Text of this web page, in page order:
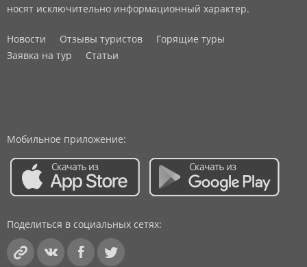
носят исключительно информационный характер.
Новости Отзывы туристов
Горящие туры
Заявка на тур
Статьи
Мобильное приложение:
Поделиться в социальных сетях: